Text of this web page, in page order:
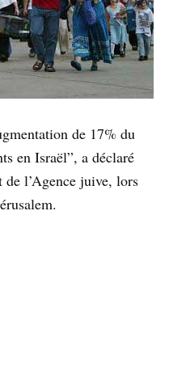
de 17% du
en Israël”, a déclaré
de l’Agence juive, lors